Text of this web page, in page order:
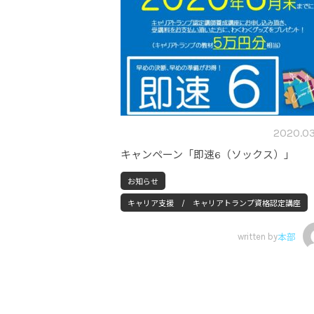
キャンペーン「即速6（ソックス）」
お知らせ
キャリア支援 / キャリアトランプ資格認定講座
written by本部